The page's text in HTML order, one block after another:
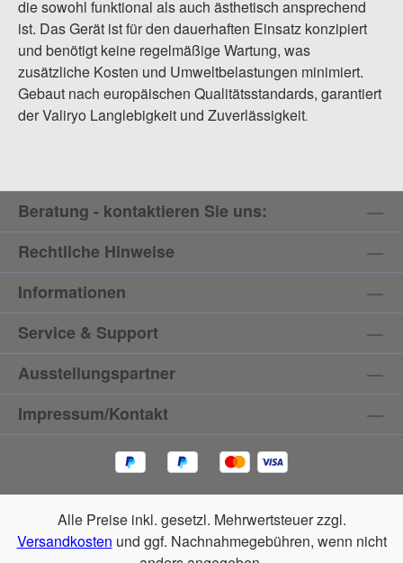
die sowohl funktional als auch ästhetisch ansprechend
ist. Das Gerät ist für den dauerhaften Einsatz konzipiert
und benötigt keine regelmäßige Wartung, was
zusätzliche Kosten und Umweltbelastungen minimiert.
Gebaut nach europäischen Qualitätsstandards, garantiert
der Valiryo Langlebigkeit und Zuverlässigkeit.
Beratung - kontaktieren Sie uns:
Rechtliche Hinweise
Informationen
Service & Support
Ausstellungspartner
Impressum/Kontakt
Alle Preise inkl. gesetzl. Mehrwertsteuer zzgl.
Versandkosten und ggf. Nachnahmegebühren, wenn nicht